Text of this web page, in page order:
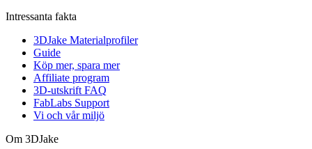
Intressanta fakta
3DJake Materialprofiler
Guide
Köp mer, spara mer
Affiliate program
3D-utskrift FAQ
FabLabs Support
Vi och vår miljö
Om 3DJake